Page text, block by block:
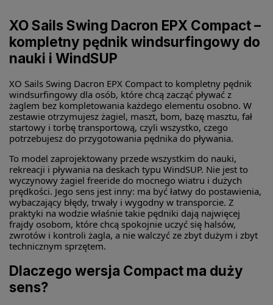
XO Sails Swing Dacron EPX Compact –
kompletny pędnik windsurfingowy do
nauki i WindSUP
XO Sails Swing Dacron EPX Compact to kompletny pędnik
windsurfingowy dla osób, które chcą zacząć pływać z
żaglem bez kompletowania każdego elementu osobno. W
zestawie otrzymujesz żagiel, maszt, bom, bazę masztu, fał
startowy i torbę transportową, czyli wszystko, czego
potrzebujesz do przygotowania pędnika do pływania.
To model zaprojektowany przede wszystkim do nauki,
rekreacji i pływania na deskach typu WindSUP. Nie jest to
wyczynowy żagiel freeride do mocnego wiatru i dużych
prędkości. Jego sens jest inny: ma być łatwy do postawienia,
wybaczający błędy, trwały i wygodny w transporcie. Z
praktyki na wodzie właśnie takie pędniki dają najwięcej
frajdy osobom, które chcą spokojnie uczyć się halsów,
zwrotów i kontroli żagla, a nie walczyć ze zbyt dużym i zbyt
technicznym sprzętem.
Dlaczego wersja Compact ma duży
sens?